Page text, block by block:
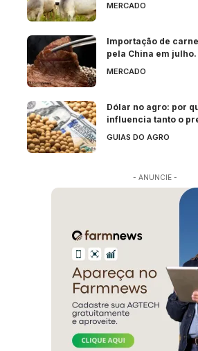
MERCADO
Importação de
pela China em
MERCADO
Dólar no agro: por
influencia tanto o
GUIAS DO AGRO
- ANUNCIE -